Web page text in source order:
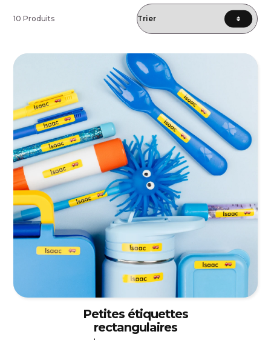
10 Produits
Petites étiquettes
rectangulaires